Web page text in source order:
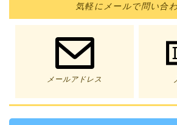
気軽に メールで問い合
メールアドレス